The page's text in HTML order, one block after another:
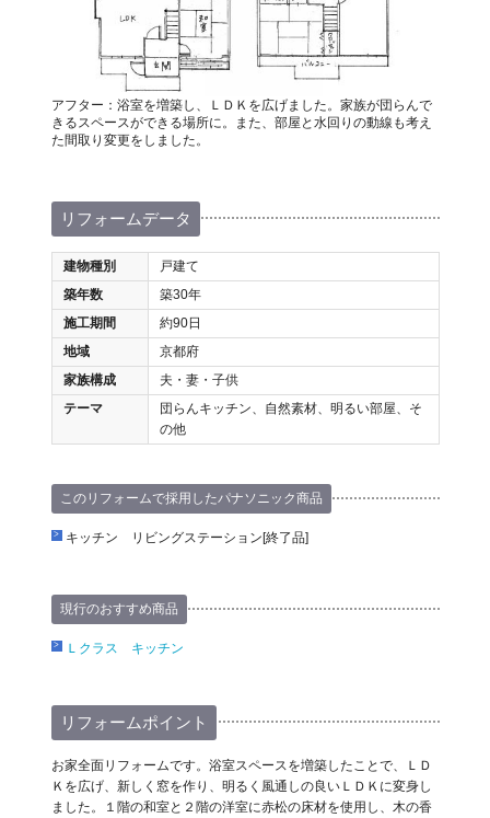
アフター：浴室を増築し、ＬＤＫを広げました。家族が団らんで
きるスペースができる場所に。また、部屋と水回りの動線も考え
た間取り変更をしました。
リフォームデータ
建物種別
戸建て
築年数
築30年
施工期間
約90日
地域
京都府
家族構成
夫・妻・子供
テーマ
団らんキッチン、自然素材、明るい部屋、そ
の他
このリフォームで採用したパナソニック商品
キッチン リビングステーション[終了品]
現行のおすすめ商品
Ｌクラス キッチン
リフォームポイント
お家全面リフォームです。浴室スペースを増築したことで、ＬＤ
Ｋを広げ、新しく窓を作り、明るく風通しの良いＬＤＫに変身し
ました。１階の和室と２階の洋室に赤松の床材を使用し、木の香